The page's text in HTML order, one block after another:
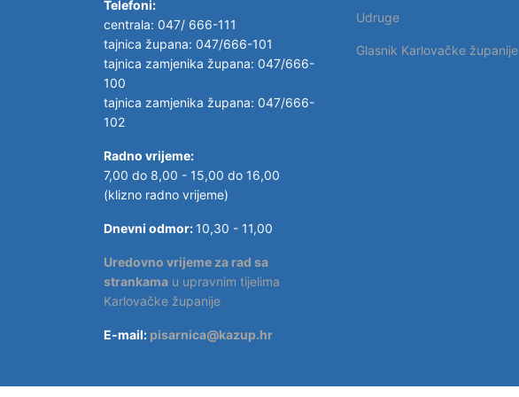
Telefoni:
centrala: 047/ 666-111
tajnica župana: 047/666-101
tajnica zamjenika župana: 047/666-
100
tajnica zamjenika župana: 047/666-
102
Radno vrijeme:
7,00 do 8,00 - 15,00 do 16,00
(klizno radno vrijeme)
Dnevni odmor: 10,30 - 11,00
Uredovno vrijeme za rad sa
strankama u upravnim tijelima
Karlovačke županije
E-mail: pisarnica@kazup.hr
Udruge
Glasnik Karlovačke županije